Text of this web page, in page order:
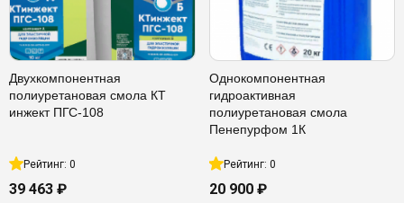
Двухкомпонентная
полиуретановая смола КТ
инжект ПГС-108
Рейтинг: 0
39 463 ₽
Однокомпонентная
гидроактивная
полиуретановая смола
Пенепурфом 1К
Рейтинг: 0
20 900 ₽